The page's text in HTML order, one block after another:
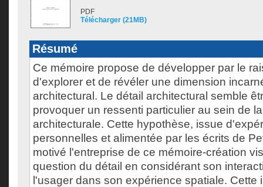
PDF
Télécharger (21MB)
Résumé
Ce mémoire propose de développer par le
d'explorer et de révéler une dimension
architectural. Le détail architectural semble
provoquer un ressenti particulier au sein de
architecturale. Cette hypothèse, issue
personnelles et alimentée par les écrits de
motivé l'entreprise de ce mémoire-création
question du détail en considérant son
l'usager dans son expérience spatiale. Cette